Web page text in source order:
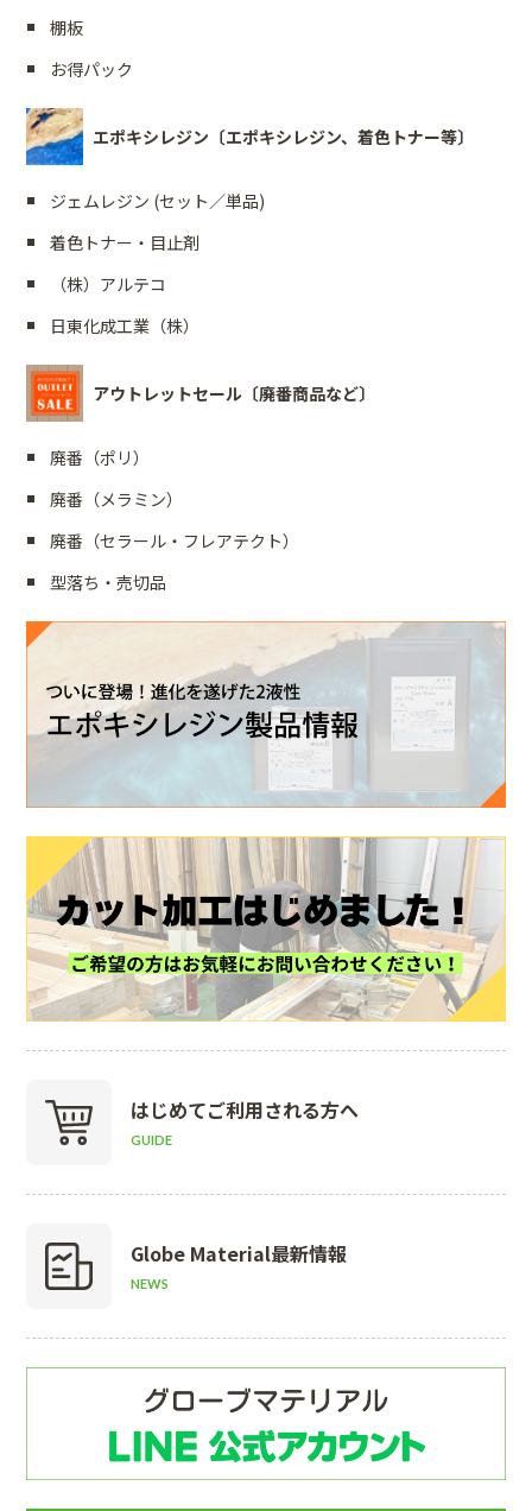
棚板
お得パック
エポキシレジン〔エポキシレジン、着色トナー等〕
ジェムレジン (セット／単品)
着色トナー・目止剤
（株）アルテコ
日東化成工業（株）
アウトレットセール〔廃番商品など〕
廃番（ポリ）
廃番（メラミン）
廃番（セラール・フレアテクト）
型落ち・売切品
はじめてご利用される方へ
GUIDE
Globe Material最新情報
NEWS